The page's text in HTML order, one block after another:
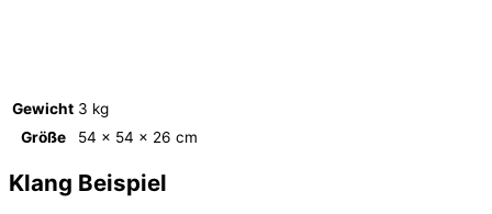
Gewicht 3 kg
Größe
54 × 54 × 26 cm
Klang Beispiel